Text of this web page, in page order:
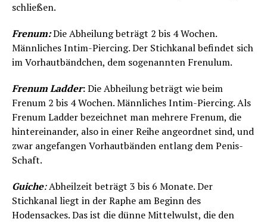
schließen.
Frenum:Die Abheilung beträgt 2 bis 4 Wochen.
Männliches Intim-Piercing. Der Stichkanal befindet sich
im Vorhautbändchen, dem sogenannten Frenulum.
Frenum Ladder:Die Abheilung beträgt wie beim
Frenum 2 bis 4 Wochen. Männliches Intim-Piercing. Als
Frenum Ladder bezeichnet man mehrere Frenum, die
hintereinander, also in einer Reihe angeordnet sind, und
zwar angefangen Vorhautbänden entlang dem Penis-
Schaft.
Guiche:Abheilzeit beträgt 3 bis 6 Monate. Der
Stichkanal liegt in der Raphe am Beginn des
Hodensackes. Das ist die dünne Mittelwulst, die den